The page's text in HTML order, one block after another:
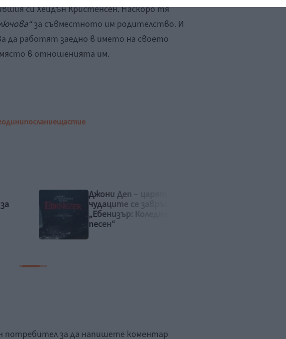
си Хейдън Кристенсен. Наскоро тя
за съвместното им родителство. И
да работят заедно в името на своето
в отношенията им.
посланиещастие
с
„Тримата мускетари“
гостуват в Пловдив –
спектакъл, който не
бива да пропускате
потребител за да напишете коментар